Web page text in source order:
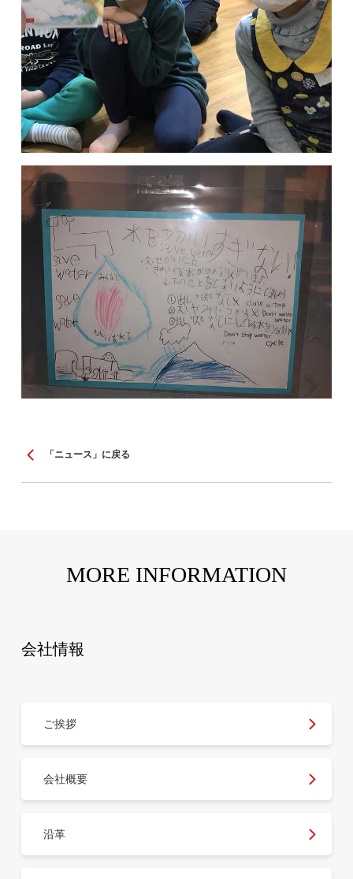
「ニュース」に戻る
MORE INFORMATION
会社情報
ご挨拶
会社概要
沿革